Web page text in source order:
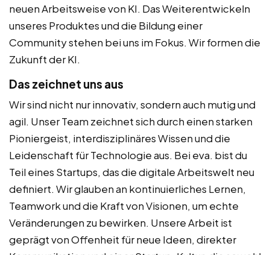
neuen Arbeitsweise von KI. Das Weiterentwickeln
unseres Produktes und die Bildung einer
Community stehen bei uns im Fokus. Wir formen die
Zukunft der KI.
Das zeichnet uns aus
Wir sind nicht nur innovativ, sondern auch mutig und
agil. Unser Team zeichnet sich durch einen starken
Pioniergeist, interdisziplinäres Wissen und die
Leidenschaft für Technologie aus. Bei eva. bist du
Teil eines Startups, das die digitale Arbeitswelt neu
definiert. Wir glauben an kontinuierliches Lernen,
Teamwork und die Kraft von Visionen, um echte
Veränderungen zu bewirken. Unsere Arbeit ist
geprägt von Offenheit für neue Ideen, direkter